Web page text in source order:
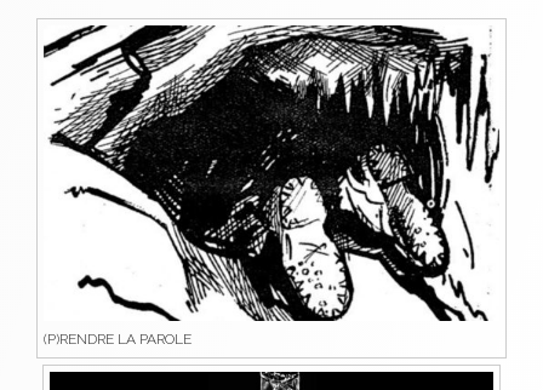
(P)RENDRE LA PAROLE